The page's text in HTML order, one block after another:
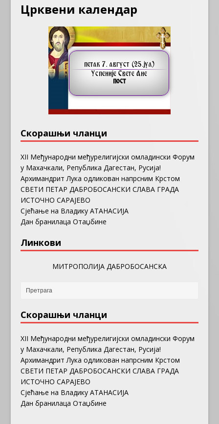
Црквени календар
Скорашњи чланци
ХII Међународни међурелигијски омладински Форум
у Махачкали, Република Дагестан, Русија!
Архимандрит Лука одликован напрсним Крстом
СВЕТИ ПЕТАР ДАБРОБОСАНСКИ СЛАВА ГРАДА
ИСТОЧНО САРАЈЕВО
Сјећање на Владику АТАНАСИЈА
Дан бранилаца Отаџбине
Линкови
МИТРОПОЛИЈА ДАБРОБОСАНСКА
Скорашњи чланци
ХII Међународни међурелигијски омладински Форум
у Махачкали, Република Дагестан, Русија!
Архимандрит Лука одликован напрсним Крстом
СВЕТИ ПЕТАР ДАБРОБОСАНСКИ СЛАВА ГРАДА
ИСТОЧНО САРАЈЕВО
Сјећање на Владику АТАНАСИЈА
Дан бранилаца Отаџбине